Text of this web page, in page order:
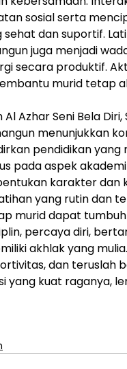
sosial serta
dan suportif.
juga menjadi
secara produktif.
murid tetap
Azhar Seni Bela Diri,
menunjukkan
pendidikan yang
pada aspek
karakter dan
yang rutin dan
murid dapat
percaya diri,
akhlak yang
dan teruslah
yang kuat raganya,